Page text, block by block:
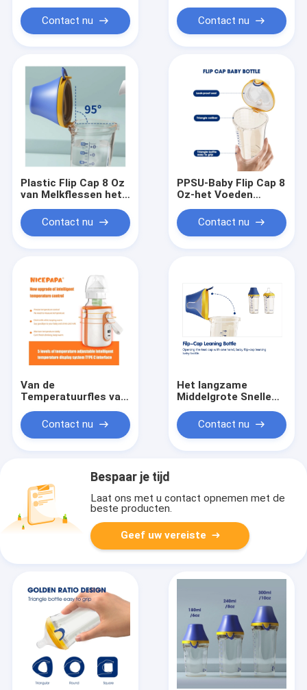
siliconen baby
tanden sensor
Contact nu
Producten Met Slow
Flow Silicone tepel
Contact nu
Plastic Flip Cap 8 Oz
van Melkflessen het
Antikoliekppsu BPA
Vrije 180ml/240ml
Contact nu
PPSU-Baby Flip Cap 8
Oz-het Voeden
Flessen BPA Vrije
Vlotte Stroom
Antikoliek
Contact nu
Van de
Temperatuurfles van
USB Navulbare
Warmere Draagbare
het Type C Vijf
Contact nu
Het langzame
Middelgrote Snelle
van Stroomflip cap
baby bottle PPSU
Vrije 180ml Antikoliek
Contact nu
Bespaar je tijd
Laat ons met u contact opnemen met de
beste producten.
Geef uw vereiste